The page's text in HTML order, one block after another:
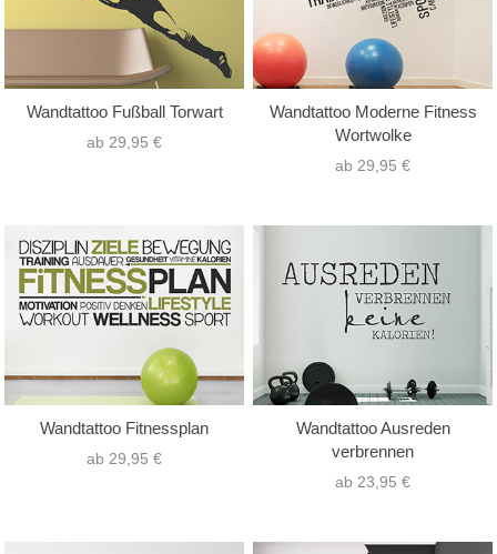
Wandtattoo Fußball Torwart
ab 29,95 €
Wandtattoo Moderne Fitness
Wortwolke
ab 29,95 €
Wandtattoo Fitnessplan
ab 29,95 €
Wandtattoo Ausreden
verbrennen
ab 23,95 €